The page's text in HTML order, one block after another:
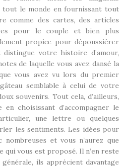
tout le monde en fournissant tout
comme des cartes, des articles
pour le couple et bien plus
propice pour dépoussiérer
votre histoire d’amour,
de laquelle vous avez dansé la
vous avez vu lors du premier
semblable à celui de votre
souvenirs. Tout cela, d’ailleurs,
choisissant d’accompagner le
une lettre ou quelques
les sentiments. Les idées pour
et vous n’aurez que
qui vous est proposé. Il n’en reste
ils apprécient davantage